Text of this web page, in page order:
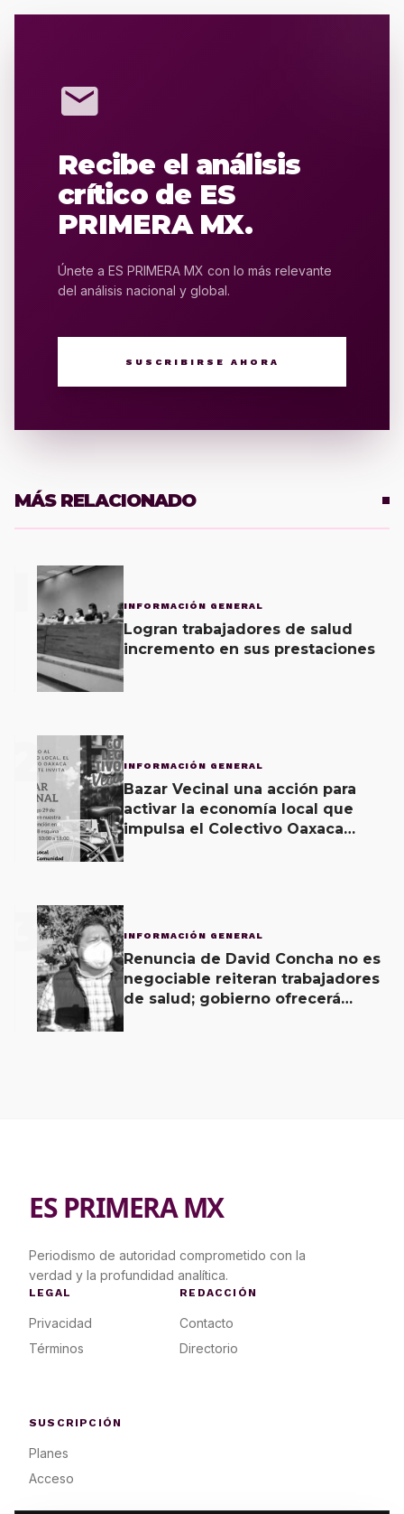
mail
Recibe el análisis
crítico de ES
PRIMERA MX.
Únete a ES PRIMERA MX con lo más relevante
del análisis nacional y global.
SUSCRIBIRSE AHORA
MÁS RELACIONADO
INFORMACIÓN GENERAL
Logran trabajadores de salud
incremento en sus prestaciones
2 INFORMACIÓN GENERAL
Bazar Vecinal una acción para
activar la economía local que
impulsa el Colectivo Oaxaca
3 INFORMACIÓN GENERAL
Renuncia de David Concha no es
negociable reiteran trabajadores
de salud; gobierno ofrecerá
ES PRIMERA MX
Periodismo de autoridad comprometido con la
verdad y la profundidad analítica.
LEGAL
Privacidad
Términos
REDACCIÓN
Contacto
Directorio
SUSCRIPCIÓN
Planes
Acceso